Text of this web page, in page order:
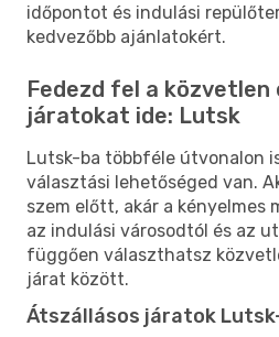
időpontot és indulási
kedvezőbb ajánlatokért.
Fedezd fel a közvetlen
járatokat ide: Lutsk
Lutsk-ba többféle útvonalon
választási lehetőséged van.
szem előtt, akár a kényelmes
az indulási városodtól és az
függően választhatsz
járat között.
Átszállásos járatok